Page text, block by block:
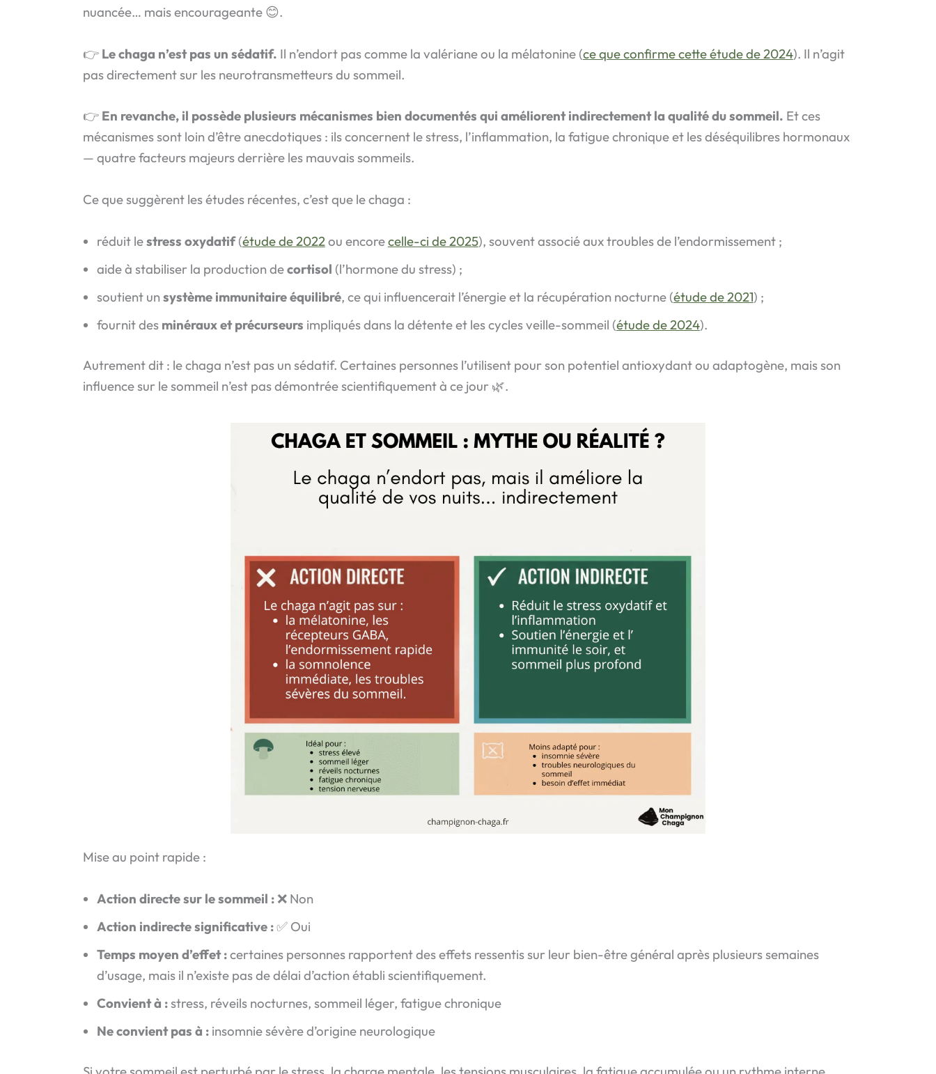
nuancée… mais encourageante 😊.
👉 Le chaga n’est pas un sédatif. Il n’endort pas comme la valériane ou la mélatonine (ce que confirme cette étude de 2024). Il n’agit
pas directement sur les neurotransmetteurs du sommeil.
👉 En revanche, il possède plusieurs mécanismes bien documentés qui améliorent indirectement la qualité du sommeil. Et ces
mécanismes sont loin d’être anecdotiques : ils concernent le stress, l’inflammation, la fatigue chronique et les déséquilibres hormonaux
— quatre facteurs majeurs derrière les mauvais sommeils.
Ce que suggèrent les études récentes, c’est que le chaga :
réduit lestress oxydatif(étude de 2022ou encorecelle-ci de 2025), souvent associé aux troubles de l’endormissement ;
aide à stabiliser la production decortisol (l’hormone du stress) ;
soutient unsystème immunitaire équilibré, ce qui influencerait l’énergie et la récupération nocturne (étude de 2021) ;
fournit des minéraux et précurseurs impliqués dans la détente et les cycles veille-sommeil (étude de 2024).
Autrement dit : le chaga n’est pas un sédatif. Certaines personnes l’utilisent pour son potentiel antioxydant ou adaptogène, mais son
influence sur le sommeil n’est pas démontrée scientifiquement à ce jour 🌿.
Mise au point rapide :
Action directe sur le sommeil :❌ Non
Action indirecte significative :✅ Oui
Temps moyen d’effet :certaines personnes rapportent des effets ressentis sur leur bien-être général après plusieurs semaines
d’usage, mais il n’existe pas de délai d’action établi scientifiquement.
Convient à :stress, réveils nocturnes, sommeil léger, fatigue chronique
Ne convient pas à :insomnie sévère d’origine neurologique